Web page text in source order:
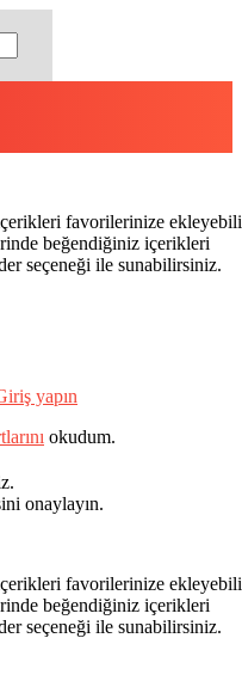
favorilerinize
beğendiğiniz içerikleri
seçeneği ile sunabilirsiniz.
yapın
okudum.
onaylayın.
favorilerinize
beğendiğiniz içerikleri
seçeneği ile sunabilirsiniz.